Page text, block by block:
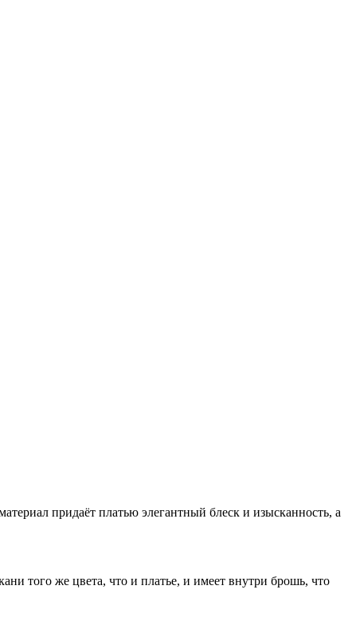
придаёт платью элегантный блеск и изысканность, а
того же цвета, что и платье, и имеет внутри брошь, что